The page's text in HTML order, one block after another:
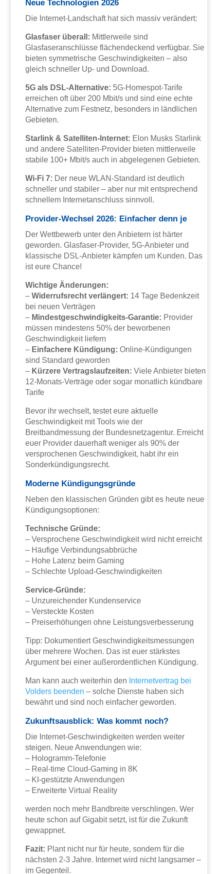
Neue Technologien 2026
Die Internet-Landschaft hat sich massiv verändert:
Glasfaser überall: Mittlerweile sind
Glasfaseranschlüsse flächendeckend verfügbar. Sie
bieten symmetrische Geschwindigkeiten – also
gleich schneller Up- und Download.
5G als DSL-Alternative: 5G-Homespot-Tarife
erreichen oft über 200 Mbit/s und sind eine echte
Alternative zum Festnetz, besonders in ländlichen
Gebieten.
Starlink & Satelliten-Internet: Elon Musks Starlink
und andere Satelliten-Provider bieten mittlerweile
stabile 100+ Mbit/s auch in abgelegenen Gebieten.
Wi-Fi 7: Der neue WLAN-Standard ist deutlich
schneller und stabiler – aber nur mit entsprechend
schnellem Internetanschluss sinnvoll.
Provider-Wechsel 2026: Einfacher denn je
Der Wettbewerb unter den Anbietern ist härter
geworden. Glasfaser-Provider, 5G-Anbieter und
klassische DSL-Anbieter kämpfen um Kunden. Das
ist eure Chance!
Wichtige Änderungen:
–Widerrufsrecht verlängert: 14 Tage Bedenkzeit
bei neuen Verträgen
– Mindestgeschwindigkeits-Garantie: Provider
müssen mindestens 50% der beworbenen
Geschwindigkeit liefern
– Einfachere Kündigung: Online-Kündigungen
sind Standard geworden
– Kürzere Vertragslaufzeiten: Viele Anbieter bieten
12-Monats-Verträge oder sogar monatlich kündbare
Tarife
Bevor ihr wechselt, testet eure aktuelle
Geschwindigkeit mit Tools wie der
Breitbandmessung der Bundesnetzagentur. Erreicht
euer Provider dauerhaft weniger als 90% der
versprochenen Geschwindigkeit, habt ihr ein
Sonderkündigungsrecht.
Moderne Kündigungsgründe
Neben den klassischen Gründen gibt es heute neue
Kündigungsoptionen:
Technische Gründe:
– Versprochene Geschwindigkeit wird nicht erreicht
– Häufige Verbindungsabbrüche
– Hohe Latenz beim Gaming
– Schlechte Upload-Geschwindigkeiten
Service-Gründe:
– Unzureichender Kundenservice
– Versteckte Kosten
– Preiserhöhungen ohne Leistungsverbesserung
Tipp: Dokumentiert Geschwindigkeitsmessungen
über mehrere Wochen. Das ist euer stärkstes
Argument bei einer außerordentlichen Kündigung.
Man kann auch weiterhin den Internetvertrag bei
Volders beenden – solche Dienste haben sich
bewährt und sind noch einfacher geworden.
Zukunftsausblick: Was kommt noch?
Die Internet-Geschwindigkeiten werden weiter
steigen. Neue Anwendungen wie:
– Hologramm-Telefonie
– Real-time Cloud-Gaming in 8K
– KI-gestützte Anwendungen
– Erweiterte Virtual Reality
werden noch mehr Bandbreite verschlingen. Wer
heute schon auf Gigabit setzt, ist für die Zukunft
gewappnet.
Fazit: Plant nicht nur für heute, sondern für die
nächsten 2-3 Jahre. Internet wird nicht langsamer –
im Gegenteil.